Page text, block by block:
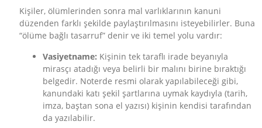
Kişiler, ölümlerinden sonra mal varlıklarının kanuni
düzenden farklı şekilde paylaştırılmasını isteyebilirler. Buna
“ölüme bağlı tasarruf” denir ve iki temel yolu vardır:
Vasiyetname: Kişinin tek taraflı irade beyanıyla
mirasçı atadığı veya belirli bir malını birine bıraktığı
belgedir. Noterde resmi olarak yapılabileceği gibi,
kanundaki katı şekil şartlarına uymak kaydıyla (tarih,
imza, baştan sona el yazısı) kişinin kendisi tarafından
da yazılabilir.